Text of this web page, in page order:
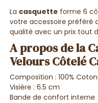
La casquette forme 6
votre accessoire préféré
qualité avec un prix tout
A propos de la
Velours Côtelé
Composition : 100% Coton
Visière : 6.5 cm
Bande de confort interne